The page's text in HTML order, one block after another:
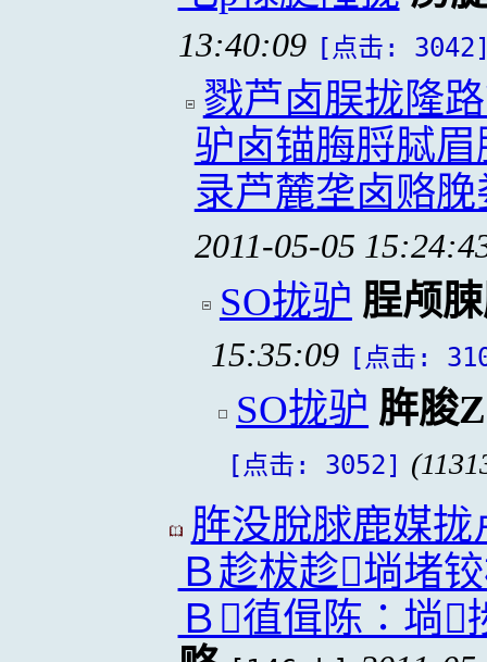
13:40:09 [点击:
戮芦卤脵拢隆
驴卤锚脢脟脦
录芦麓垄卤赂
2011-05-05
SO拢驴 脭颅
15:35:09 [点击:
SO拢驴 脌脧Z
[点击: 3052]
脌没脫脙鹿媒
Ｂ趁柭趁埫堵
Ｂ徝偮陈∶埫